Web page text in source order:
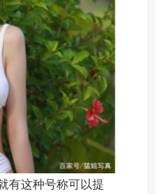
有这种号称可以提